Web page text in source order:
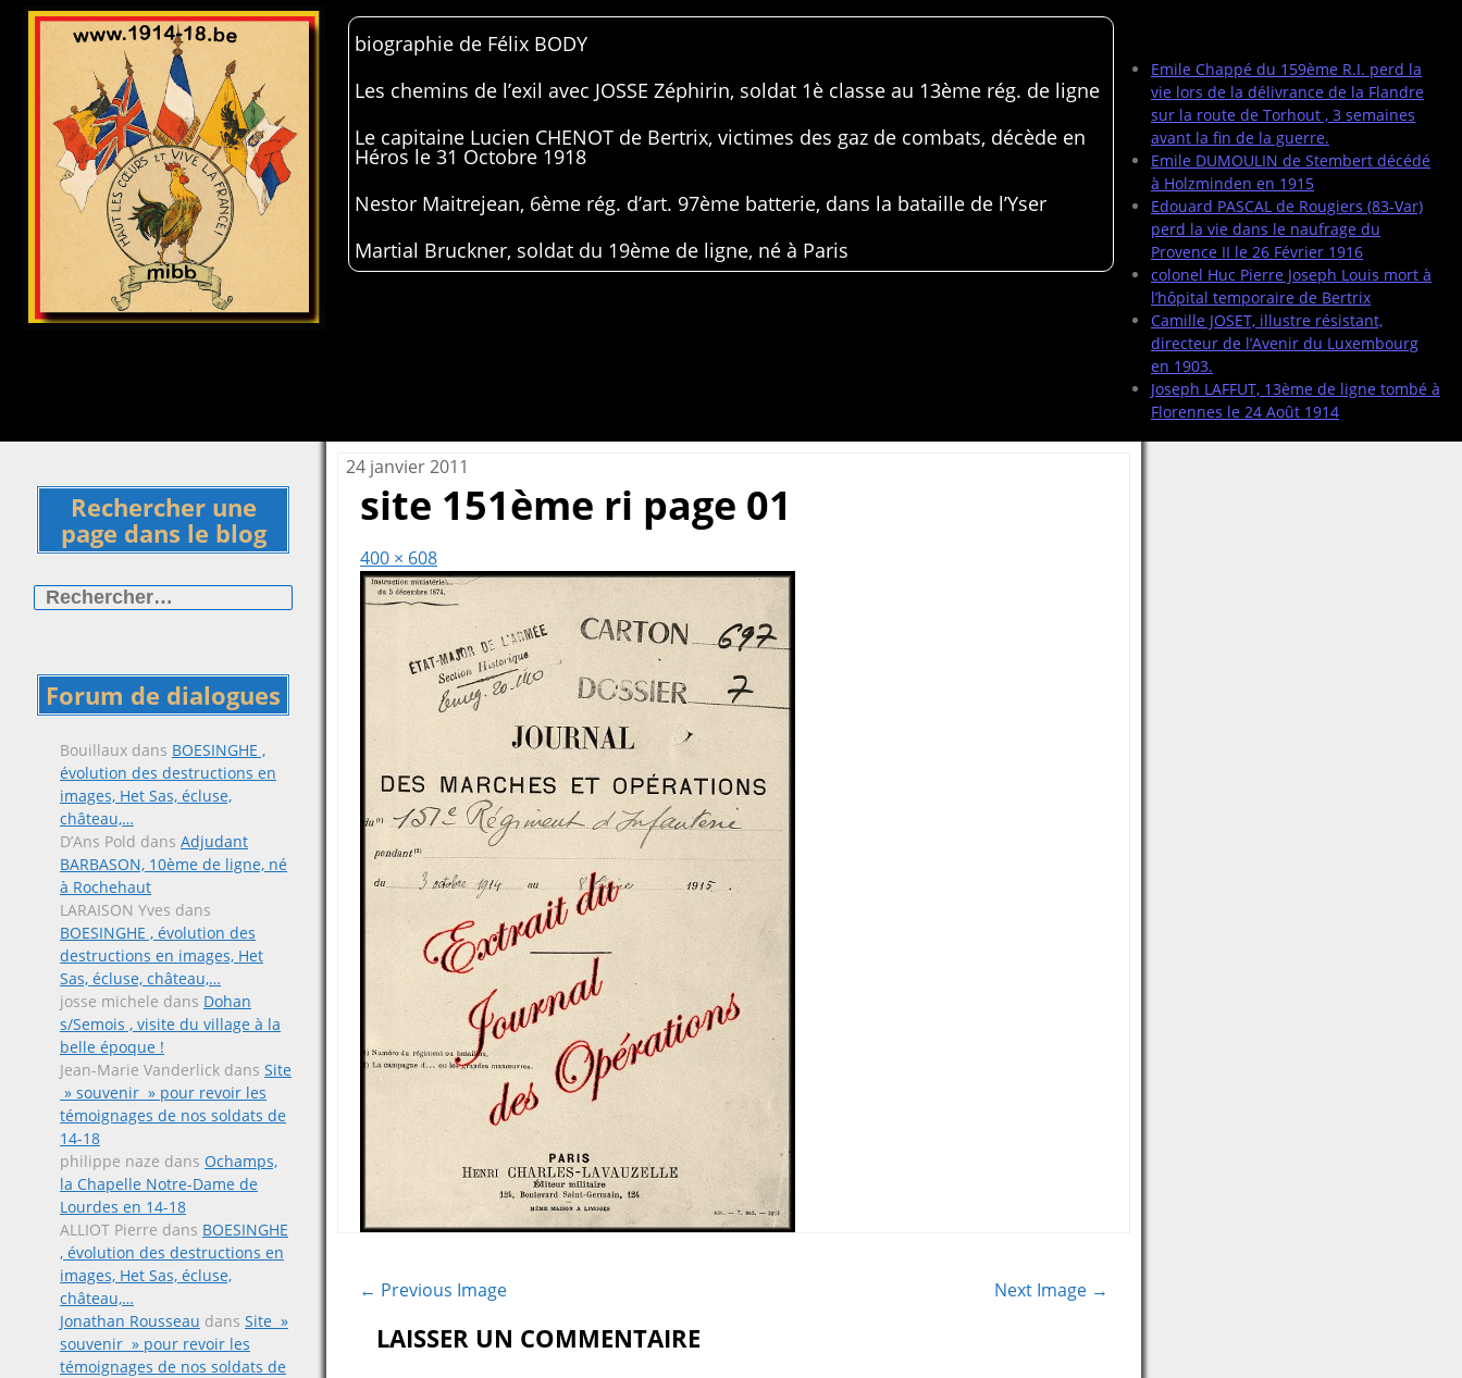
Emile Chappé du 159ème R.I. perd la
vie lors de la délivrance de la Flandre
sur la route de Torhout , 3 semaines
avant la fin de la guerre.
Emile DUMOULIN de Stembert décédé
à Holzminden en 1915
Edouard PASCAL de Rougiers (83-Var)
perd la vie dans le naufrage du
Provence II le 26 Février 1916
colonel Huc Pierre Joseph Louis mort à
l’hôpital temporaire de Bertrix
Camille JOSET, illustre résistant,
directeur de l’Avenir du Luxembourg
en 1903.
Joseph LAFFUT, 13ème de ligne tombé à
Florennes le 24 Août 1914
biographie de Félix BODY
Les chemins de l’exil avec JOSSE Zéphirin, soldat 1è classe au 13ème rég. de ligne
Le capitaine Lucien CHENOT de Bertrix, victimes des gaz de combats, décède en
Héros le 31 Octobre 1918
Nestor Maitrejean, 6ème rég. d’art. 97ème batterie, dans la bataille de l’Yser
Martial Bruckner, soldat du 19ème de ligne, né à Paris
Rechercher une
page dans le blog
Forum de dialogues
Bouillaux dans BOESINGHE ,
évolution des destructions en
images, Het Sas, écluse,
château,…
D’Ans Pold dans Adjudant
BARBASON, 10ème de ligne, né
à Rochehaut
LARAISON Yves dans
BOESINGHE , évolution des
destructions en images, Het
Sas, écluse, château,…
josse michele dans Dohan
s/Semois , visite du village à la
belle époque !
Jean-Marie Vanderlick dans Site
» souvenir » pour revoir les
témoignages de nos soldats de
14-18
philippe naze dans Ochamps,
la Chapelle Notre-Dame de
Lourdes en 14-18
ALLIOT Pierre dans BOESINGHE
, évolution des destructions en
images, Het Sas, écluse,
château,…
Jonathan Rousseau dans Site »
souvenir » pour revoir les
témoignages de nos soldats de
24 janvier 2011
site 151ème ri page 01
400 × 608
← Previous Image Next Image →
LAISSER UN COMMENTAIRE